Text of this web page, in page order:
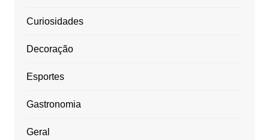
Curiosidades
Decoração
Esportes
Gastronomia
Geral